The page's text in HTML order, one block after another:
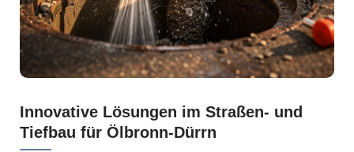
Innovative Lösungen im Straßen- und
Tiefbau für Ölbronn-Dürrn